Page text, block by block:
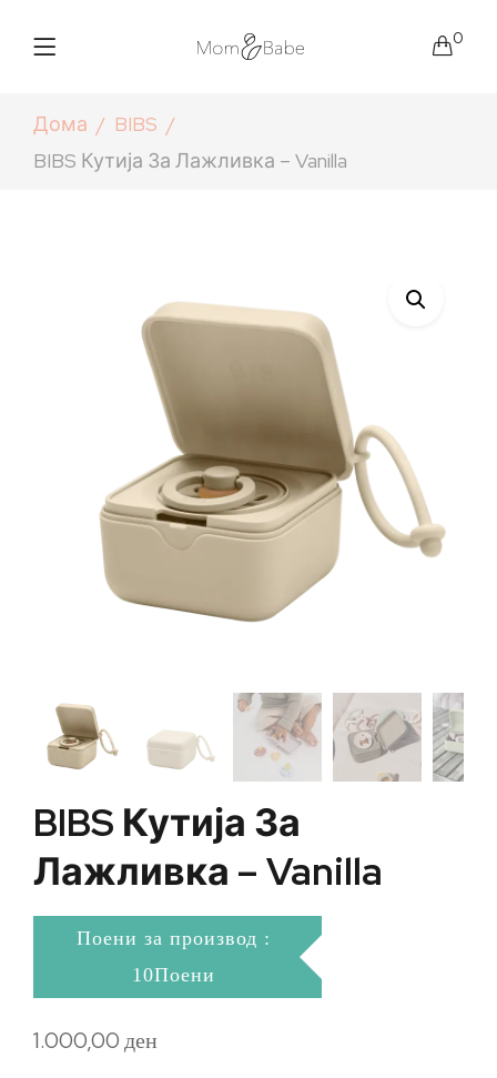
0
Дома
BIBS
BIBS Кутија За Лажливка – Vanilla
BIBS Кутија За
Лажливка – Vanilla
Поени за производ :
10Поени
1.000,00ден